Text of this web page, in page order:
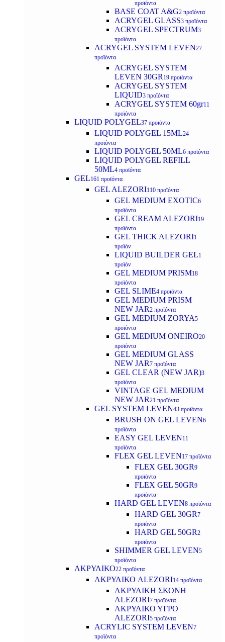
προϊόντα
BASE COAT A&G2 προϊόντα
ACRYGEL GLASS3 προϊόντα
ACRYGEL SPECTRUM3
προϊόντα
ACRYGEL SYSTEM LEVEN27
προϊόντα
ACRYGEL SYSTEM
LEVEN 30GR 19 προϊόντα
ACRYGEL SYSTEM
LIQUID3 προϊόντα
ACRYGEL SYSTEM 60gr11
προϊόντα
LIQUID POLYGEL37 προϊόντα
LIQUID POLYGEL 15ML24
προϊόντα
LIQUID POLYGEL 50ML6 προϊόντα
LIQUID POLYGEL REFILL
50ML4 προϊόντα
GEL161 προϊόντα
GEL ALEZORI110 προϊόντα
GEL MEDIUM EXOTIC6
προϊόντα
GEL CREAM ALEZORI19
προϊόντα
GEL THICK ALEZORI1
προϊόν
LIQUID BUILDER GEL1
προϊόν
GEL MEDIUM PRISM18
προϊόντα
GEL SLIME4 προϊόντα
GEL MEDIUM PRISM
NEW JAR2 προϊόντα
GEL MEDIUM ZORYA5
προϊόντα
GEL MEDIUM ONEIRO20
προϊόντα
GEL MEDIUM GLASS
NEW JAR7 προϊόντα
GEL CLEAR (NEW JAR)3
προϊόντα
VINTAGE GEL MEDIUM
NEW JAR21 προϊόντα
GEL SYSTEM LEVEN43 προϊόντα
BRUSH ON GEL LEVEN6
προϊόντα
EASY GEL LEVEN11
προϊόντα
FLEX GEL LEVEN17 προϊόντα
FLEX GEL 30GR9
προϊόντα
FLEX GEL 50GR9
προϊόντα
HARD GEL LEVEN8 προϊόντα
HARD GEL 30GR7
προϊόντα
HARD GEL 50GR2
προϊόντα
SHIMMER GEL LEVEN5
προϊόντα
ΑΚΡΥΛΙΚΟ22 προϊόντα
ΑΚΡΥΛΙΚΟ ALEZORI14 προϊόντα
ΑΚΡΥΛΙΚΗ ΣΚΟΝΗ
ALEZORI7 προϊόντα
ΑΚΡΥΛΙΚΟ ΥΓΡΟ
ALEZORI5 προϊόντα
ACRYLIC SYSTEM LEVEN7
προϊόντα